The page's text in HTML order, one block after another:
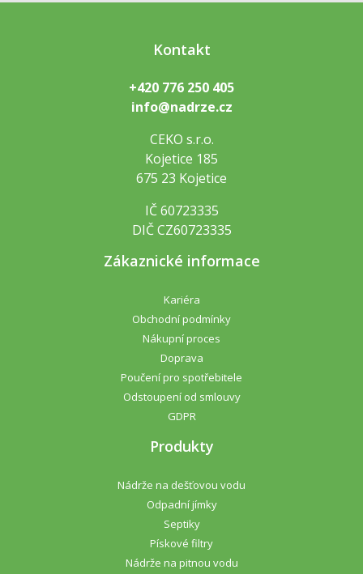
Kontakt
+420 776 250 405
info@nadrze.cz
CEKO s.r.o.
Kojetice 185
675 23 Kojetice
IČ 60723335
DIČ CZ60723335
Zákaznické informace
Kariéra
Obchodní podmínky
Nákupní proces
Doprava
Poučení pro spotřebitele
Odstoupení od smlouvy
GDPR
Produkty
Nádrže na dešťovou vodu
Odpadní jímky
Septiky
Pískové filtry
Nádrže na pitnou vodu